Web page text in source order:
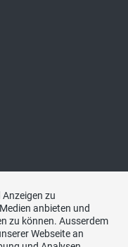
zu
anbieten und
zu können. Ausserdem
Webseite an